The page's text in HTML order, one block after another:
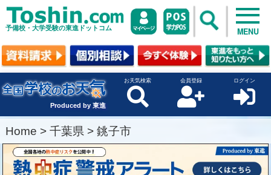
予備校・大学受験の東進ドットコム MENU
Produced by 東進
お天気検索 会員登録 ログイン
Home > 千葉県 > 銚子市